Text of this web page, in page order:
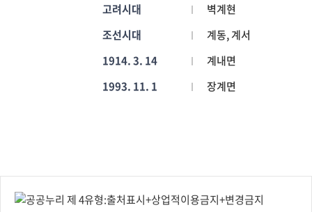
고려시대
벽계현
조선시대
계동, 계서
1914. 3. 14
계내면
1993. 11. 1
장계면